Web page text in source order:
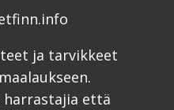
ja tarvikkeet
harrastajia että